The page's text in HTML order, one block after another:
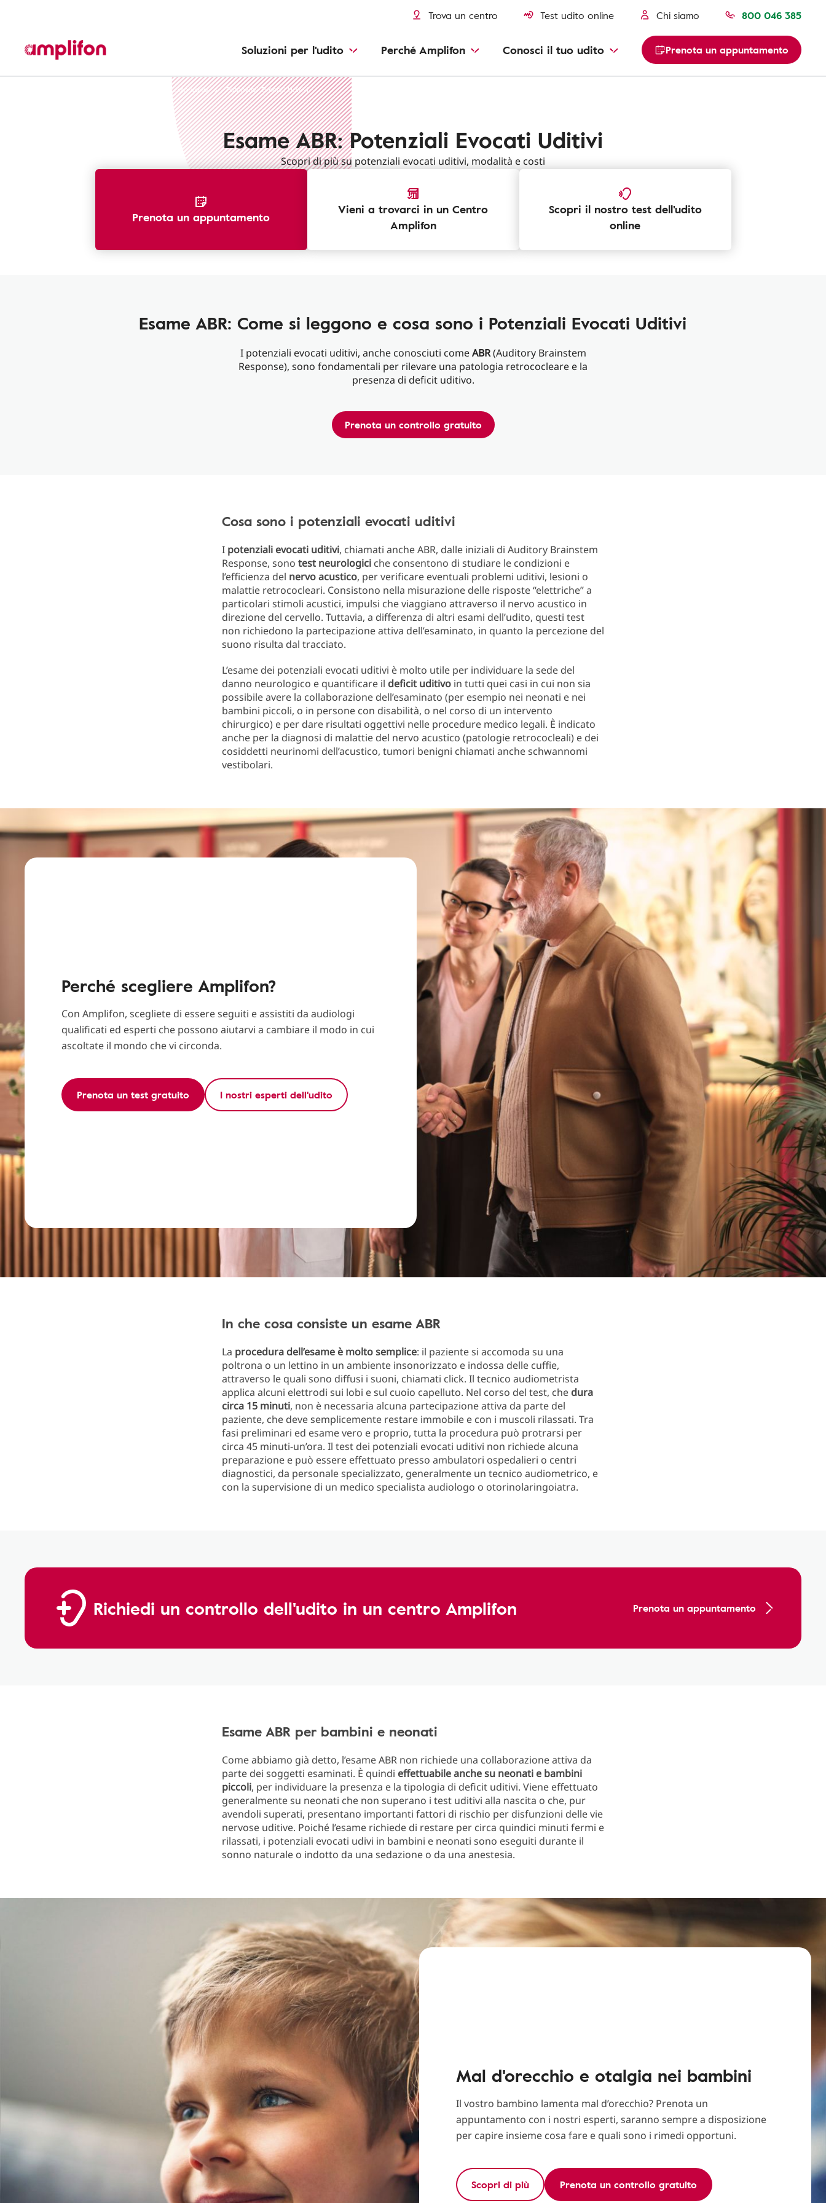
Trova un centro Test udito online Chi siamo 800 046 385
Soluzioni per l'udito Perché Amplifon Conosci il tuo udito Prenota un appuntamento
Segni calo udito Potenziali Evocati Uditivi
Esame ABR: Potenziali Evocati Uditivi
Scopri di più su potenziali evocati uditivi, modalità e costi
Prenota un appuntamento
Vieni a trovarci in un Centro
Amplifon
Scopri il nostro test dell'udito
online
Esame ABR: Come si leggono e cosa sono i Potenziali Evocati Uditivi
I potenziali evocati uditivi, anche conosciuti comeABR(Auditory Brainstem
Response), sono fondamentali per rilevare una patologia retrococleare e la
presenza di deficit uditivo.
Prenota un controllo gratuito
Cosa sono i potenziali evocati uditivi
I potenziali evocati uditivi, chiamati anche ABR, dalle iniziali di Auditory Brainstem
Response, sono test neurologici che consentono di studiare le condizioni e
l’efficienza del nervo acustico, per verificare eventuali problemi uditivi, lesioni o
malattie retrococleari. Consistono nella misurazione delle risposte “elettriche” a
particolari stimoli acustici, impulsi che viaggiano attraverso il nervo acustico in
direzione del cervello. Tuttavia, a differenza di altri esami dell’udito, questi test
non richiedono la partecipazione attiva dell’esaminato, in quanto la percezione del
suono risulta dal tracciato.
L’esame dei potenziali evocati uditivi è molto utile per individuare la sede del
danno neurologico e quantificare il deficit uditivo in tutti quei casi in cui non sia
possibile avere la collaborazione dell’esaminato (per esempio nei neonati e nei
bambini piccoli, o in persone con disabilità, o nel corso di un intervento
chirurgico) e per dare risultati oggettivi nelle procedure medico legali. È indicato
anche per la diagnosi di malattie del nervo acustico (patologie retrococleali) e dei
cosiddetti neurinomi dell’acustico, tumori benigni chiamati anche schwannomi
vestibolari.
Perché scegliere Amplifon?
Con Amplifon, scegliete di essere seguiti e assistiti da audiologi
qualificati ed esperti che possono aiutarvi a cambiare il modo in cui
ascoltate il mondo che vi circonda.
Prenota un test gratuito I nostri esperti dell'udito
In che cosa consiste un esame ABR
La procedura dell’esame è molto semplice: il paziente si accomoda su una
poltrona o un lettino in un ambiente insonorizzato e indossa delle cuffie,
attraverso le quali sono diffusi i suoni, chiamati click. Il tecnico audiometrista
applica alcuni elettrodi sui lobi e sul cuoio capelluto. Nel corso del test, che dura
circa 15 minuti, non è necessaria alcuna partecipazione attiva da parte del
paziente, che deve semplicemente restare immobile e con i muscoli rilassati. Tra
fasi preliminari ed esame vero e proprio, tutta la procedura può protrarsi per
circa 45 minuti-un’ora. Il test dei potenziali evocati uditivi non richiede alcuna
preparazione e può essere effettuato presso ambulatori ospedalieri o centri
diagnostici, da personale specializzato, generalmente un tecnico audiometrico, e
con la supervisione di un medico specialista audiologo o otorinolaringoiatra.
Richiedi un controllo dell'udito in un centro Amplifon Prenota un appuntamento
Esame ABR per bambini e neonati
Come abbiamo già detto, l’esame ABR non richiede una collaborazione attiva da
parte dei soggetti esaminati. È quindi effettuabile anche su neonati e bambini
piccoli, per individuare la presenza e la tipologia di deficit uditivi. Viene effettuato
generalmente su neonati che non superano i test uditivi alla nascita o che, pur
avendoli superati, presentano importanti fattori di rischio per disfunzioni delle vie
nervose uditive. Poiché l’esame richiede di restare per circa quindici minuti fermi e
rilassati, i potenziali evocati udivi in bambini e neonati sono eseguiti durante il
sonno naturale o indotto da una sedazione o da una anestesia.
Mal d'orecchio e otalgia nei bambini
Il vostro bambino lamenta mal d’orecchio? Prenota un
appuntamento con i nostri esperti, saranno sempre a disposizione
per capire insieme cosa fare e quali sono i rimedi opportuni.
Scopri di più Prenota un controllo gratuito